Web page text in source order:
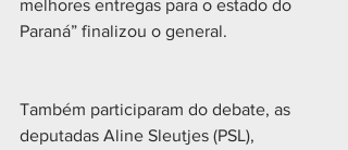
melhores entregas para o estado do
Paraná” finalizou o general.
Também participaram do debate, as
deputadas Aline Sleutjes (PSL),